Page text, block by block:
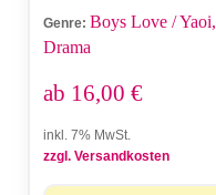
Genre: Boys Love / Yaoi,
Drama
ab 16,00 €
inkl. 7% MwSt.
zzgl. Versandkosten